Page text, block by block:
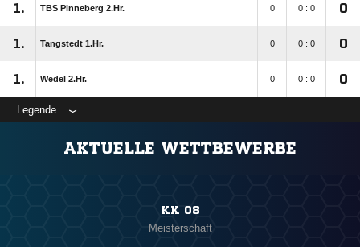
1. TBS Pinneberg 2.Hr. 0 0 : 0 0
1. Tangstedt 1.Hr. 0 0 : 0 0
1. Wedel 2.Hr. 0 0 : 0 0
Legende
AKTUELLE WETTBEWERBE
KK 08
Meisterschaft